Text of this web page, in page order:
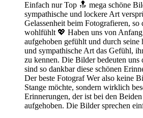
Einfach nur Top 🔝 mega schöne
sympathische und lockere Art
Gelassenheit beim Fotografieren, so
wohlfühlt 💖 Haben uns von
aufgehoben gefühlt und durch seine
und sympathische Art das Gefühl,
zu kennen. Die Bilder bedeuten
sind so dankbar diese schönen
Der beste Fotograf Wer also keine
Stange möchte, sondern wirklich
Erinnerungen, der ist bei den Beiden
aufgehoben. Die Bilder sprechen